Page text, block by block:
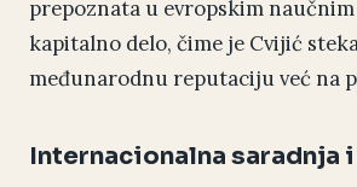
prepoznata u evropskim
kapitalno delo, čime je Cvijić
međunarodnu reputaciju već na
Internacionalna saradnja